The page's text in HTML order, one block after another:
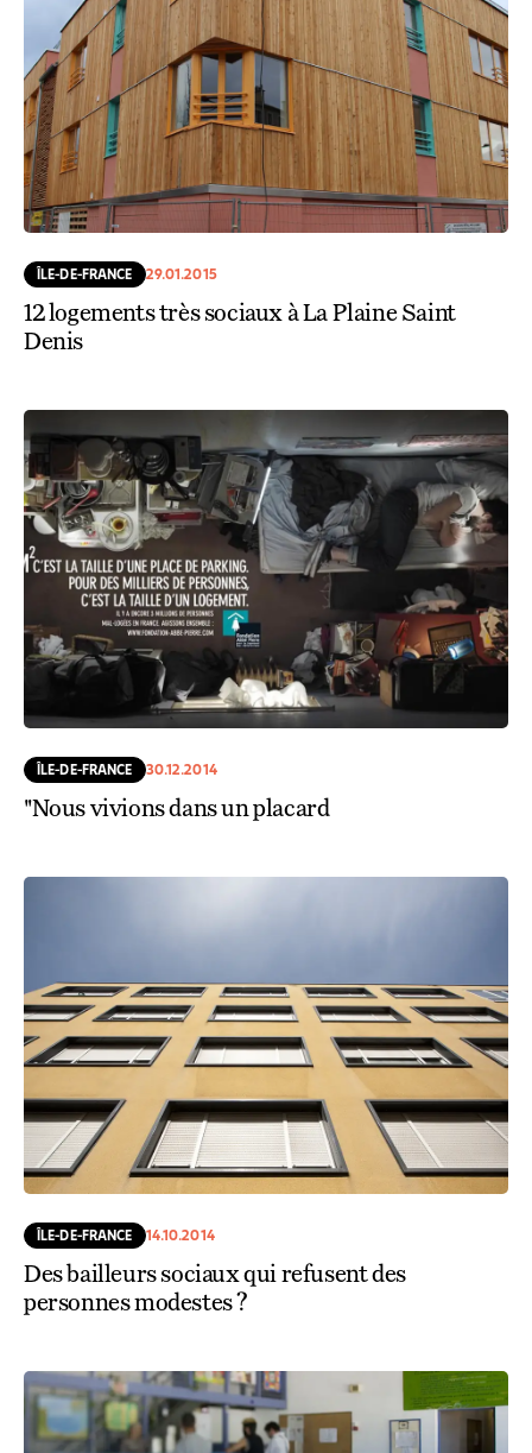
ÎLE-DE-FRANCE 29.01.2015
12 logements très sociaux à La Plaine Saint
Denis
ÎLE-DE-FRANCE 30.12.2014
"Nous vivions dans un placard
ÎLE-DE-FRANCE 14.10.2014
Des bailleurs sociaux qui refusent des
personnes modestes ?